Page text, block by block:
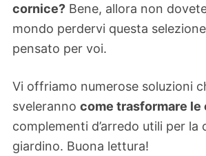
cornice? Bene, allora non
mondo perdervi questa
pensato per voi.
Vi offriamo numerose soluzioni
sveleranno come trasformare le
complementi d’arredo utili per la
giardino. Buona lettura!